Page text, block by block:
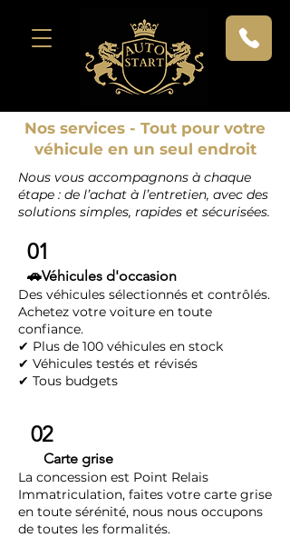
Nos services - Tout pour votre
véhicule en un seul endroit
Nous vous accompagnons à chaque
étape : de l’achat à l’entretien, avec des
solutions simples, rapides et sécurisées.
01
🚗Véhicules d'occasion
Des véhicules sélectionnés et contrôlés.
Achetez votre voiture en toute
confiance.
✔ Plus de 100 véhicules en stock
✔ Véhicules testés et révisés
✔ Tous budgets
02
Carte grise
La concession est Point Relais
Immatriculation, faites votre carte grise
en toute sérénité, nous nous occupons
de toutes les formalités.